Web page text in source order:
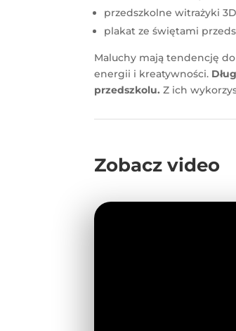
przedszkolne witrażyki
plakat ze świętami
Maluchy mają tendencję
energii i kreatywności.
przedszkolu. Z ich
Zobacz video